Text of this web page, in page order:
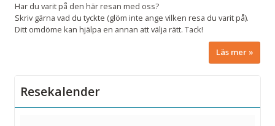
Har du varit på den här resan med oss?
Skriv gärna vad du tyckte (glöm inte ange vilken resa du varit på).
Ditt omdöme kan hjälpa en annan att välja rätt. Tack!
Läs mer
Resekalender